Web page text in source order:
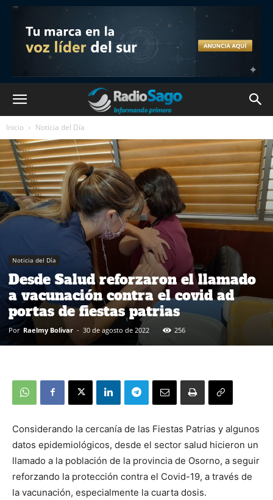
Inicio Noticia del Día
Noticia del Día
Desde Salud reforzaron el llamado
a vacunación contra el covid ad
portas de fiestas patrias
Por Raelmy Bolivar - 30 de agosto de 2022 256
Considerando la cercanía de las Fiestas Patrias y algunos
datos epidemiológicos, desde el sector salud hicieron un
llamado a la población de la provincia de Osorno, a seguir
reforzando la protección contra el Covid-19, a través de
la vacunación, especialmente la cuarta dosis.